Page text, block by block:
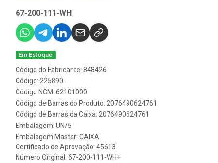
67-200-111-WH
Em Estoque
Código do Fabricante: 848426
Código: 225890
Código NCM: 62101000
Código de Barras do Produto: 2076490624761
Código de Barras da Caixa: 2076490624761
Embalagem: UN/5
Embalagem Master: CAIXA
Certificado de Aprovação: 45613
Número Original: 67-200-111-WH+